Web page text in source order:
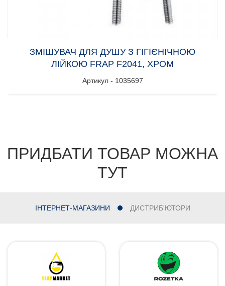
ЗМІШУВАЧ ДЛЯ ДУШУ З ГІГІЄНІЧНОЮ
ЛІЙКОЮ FRAP F2041, ХРОМ
Артикул - 1035697
ПРИДБАТИ ТОВАР МОЖНА
ТУТ
ІНТЕРНЕТ-МАГАЗИНИ ДИСТРИБ'ЮТОРИ